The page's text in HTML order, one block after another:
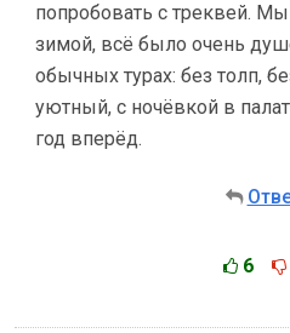
попробовать с треквей.
зимой, всё было очень
обычных турах: без толп,
уютный, с ночёвкой в
год вперёд.
6